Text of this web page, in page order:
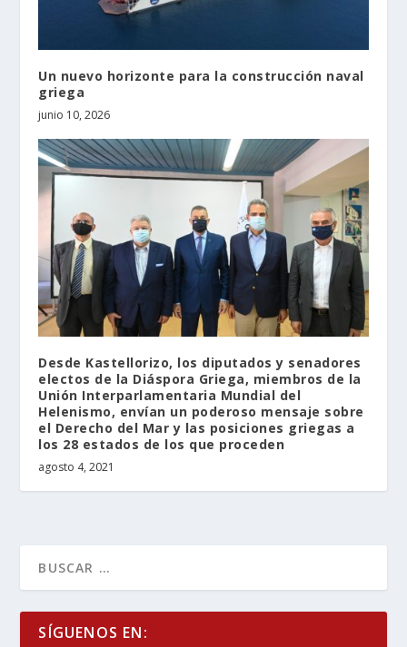
Un nuevo horizonte para la construcción naval
griega
junio 10, 2026
Desde Kastellorizo, los diputados y senadores
electos de la Diáspora Griega, miembros de la
Unión Interparlamentaria Mundial del
Helenismo, envían un poderoso mensaje sobre
el Derecho del Mar y las posiciones griegas a
los 28 estados de los que proceden
agosto 4, 2021
SÍGUENOS EN: